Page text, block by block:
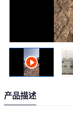
产品描述